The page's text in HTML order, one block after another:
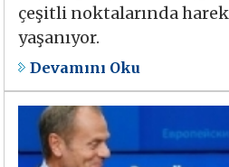
çeşitli noktalarında
yaşanıyor.
Devamını Oku